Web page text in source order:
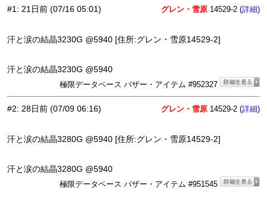
#1: 21日前 (07/16 05:01) グレン・雪原 14529-2 (詳細)
汗と涙の結晶3230G @5940 [住所:グレン・雪原14529-2]
汗と涙の結晶3230G @5940
極限データベース バザー・アイテム #952327
#2: 28日前 (07/09 06:16) グレン・雪原 14529-2 (詳細)
汗と涙の結晶3280G @5940 [住所:グレン・雪原14529-2]
汗と涙の結晶3280G @5940
極限データベース バザー・アイテム #951545